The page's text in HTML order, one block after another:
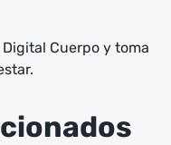
Cuerpo y toma